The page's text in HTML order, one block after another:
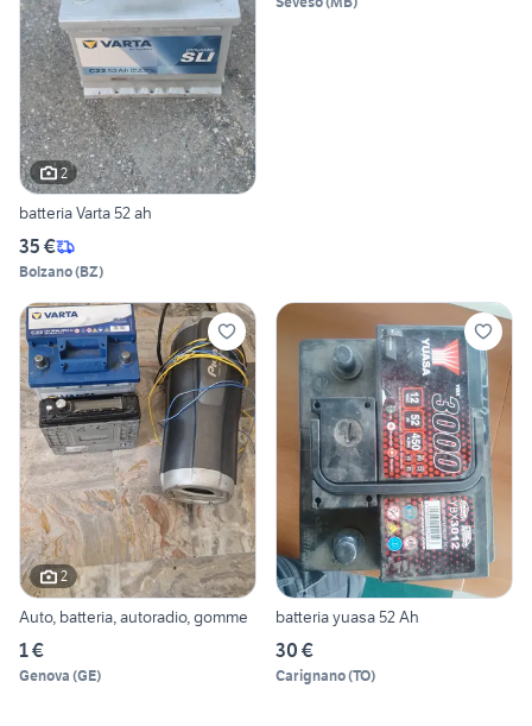
2
batteria Varta 52 ah
35 €
Bolzano(BZ)
2
Auto, batteria, autoradio, gomme
1 €
Genova (GE)
batteria yuasa 52 Ah
30 €
Carignano(TO)